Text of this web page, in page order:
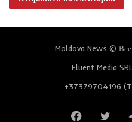
Moldova News ©
Fluent Media
+37379704196
Facebook